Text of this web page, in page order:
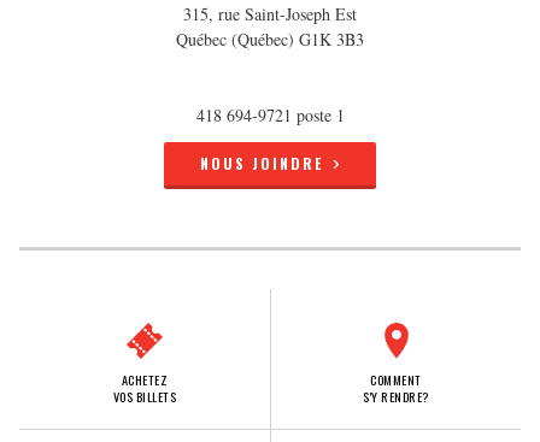
315, rue Saint-Joseph Est
Québec (Québec) G1K 3B3
418 694-9721 poste 1
NOUS JOINDRE
ACHETEZ
VOS BILLETS
COMMENT
S'Y RENDRE?